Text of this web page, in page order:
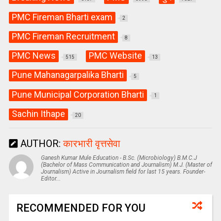
PMC Fireman Bharti exam 2
PMC Fireman Recruitment 8
PMC News 515 PMC Website 13
Pune Mahanagarpalika Bharti 5
Pune Municipal Corporation Bharti 1
Sachin Ithape 20
AUTHOR:कारभारी वृत्तसेवा
Ganesh Kumar Mule Education - B.Sc. (Microbiology) B.M.C.J
(Bachelor of Mass Communication and Journalism) M.J. (Master of
Journalism) Active in Journalism field for last 15 years. Founder-
Editor...
RECOMMENDED FOR YOU